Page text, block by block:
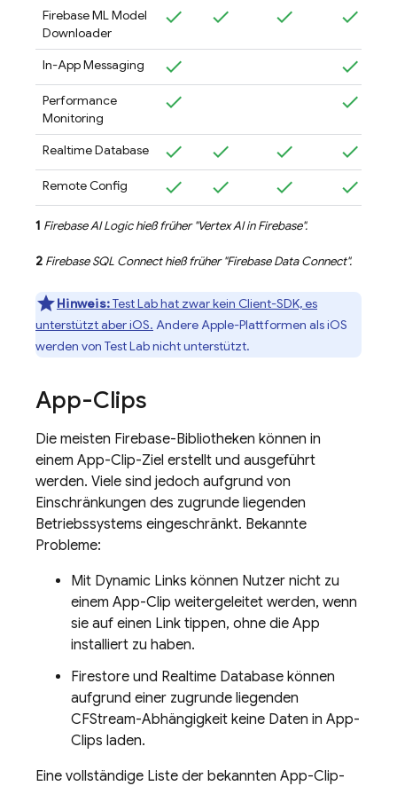
Firebase MLModel
Downloader
In-App Messaging
Performance
Monitoring
Realtime Database
Remote Config
1 Firebase AI Logichieß früher "Vertex AI in Firebase".
2 Firebase SQL Connecthieß früher "Firebase Data Connect".
Hinweis:Test Lab hat zwar kein Client-SDK, es
unterstützt aber iOS. Andere Apple-Plattformen als iOS
werden von Test Lab nicht unterstützt.
App-Clips
Die meisten Firebase-Bibliotheken können in
einem App-Clip-Ziel erstellt und ausgeführt
werden. Viele sind jedoch aufgrund von
Einschränkungen des zugrunde liegenden
Betriebssystems eingeschränkt. Bekannte
Probleme:
Mit Dynamic Links können Nutzer nicht zu
einem App-Clip weitergeleitet werden, wenn
sie auf einen Link tippen, ohne die App
installiert zu haben.
Firestore und Realtime Database können
aufgrund einer zugrunde liegenden
CFStream-Abhängigkeit keine Daten in App-
Clips laden.
Eine vollständige Liste der bekannten App-Clip-